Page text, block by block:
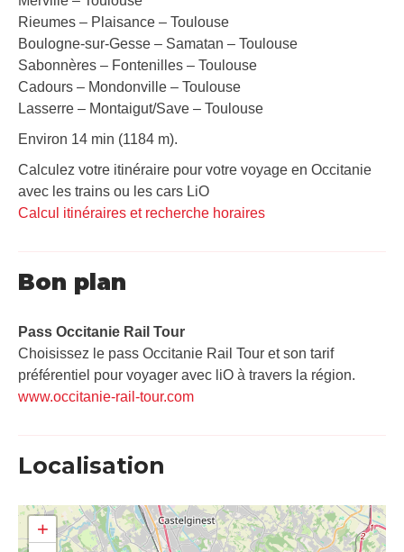
Rieumes – Plaisance – Toulouse
Boulogne-sur-Gesse – Samatan – Toulouse
Sabonnères – Fontenilles – Toulouse
Cadours – Mondonville – Toulouse
Lasserre – Montaigut/Save – Toulouse
Environ 14 min (1184 m).
Calculez votre itinéraire pour votre voyage en Occitanie
avec les trains ou les cars LiO
Calcul itinéraires et recherche horaires
Bon plan
Pass Occitanie Rail Tour​
Choisissez le pass Occitanie Rail Tour et son tarif
préférentiel pour voyager avec liO à travers la région.
www.occitanie-rail-tour.com
Localisation
+